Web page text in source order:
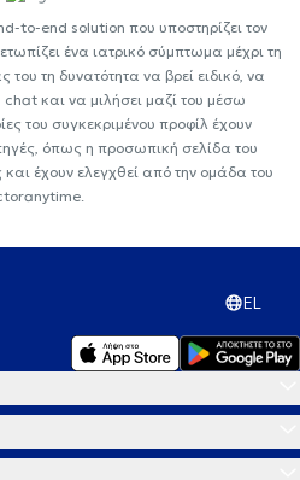
to-end solution που υποστηρίζει τον
ένα ιατρικό σύμπτωμα μέχρι τη
του τη δυνατότητα να βρεί ειδικό, να
και να μιλήσει μαζί του μέσω
του συγκεκριμένου προφίλ έχουν
όπως η προσωπική σελίδα του
έχουν ελεγχθεί από την ομάδα του
EL